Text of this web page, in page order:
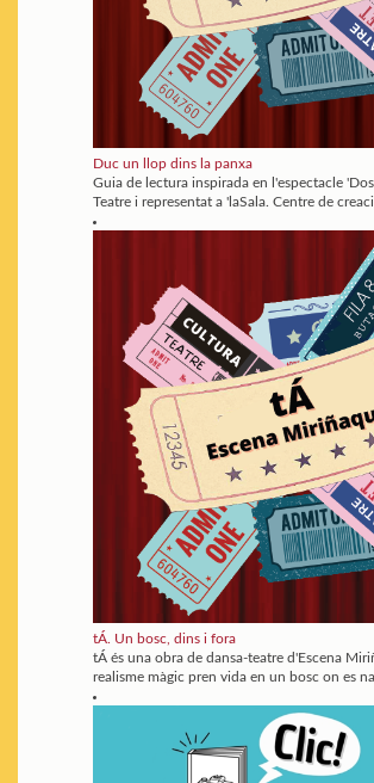
Duc un llop dins la panxa
Guia de lectura inspirada en l'espectacle
Teatre i representat a 'laSala. Centre de
tÁ. Un bosc, dins i fora
tÁ és una obra de dansa-teatre d'Escena
realisme màgic pren vida en un bosc on es